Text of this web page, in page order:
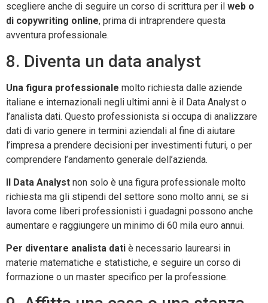
scegliere anche di seguire un corso di scrittura per il web o
di copywriting online, prima di intraprendere questa
avventura professionale.
8. Diventa un data analyst
Una figura professionale molto richiesta dalle aziende
italiane e internazionali negli ultimi anni è il Data Analyst o
l’analista dati. Questo professionista si occupa di analizzare
dati di vario genere in termini aziendali al fine di aiutare
l’impresa a prendere decisioni per investimenti futuri, o per
comprendere l’andamento generale dell’azienda.
Il Data Analyst non solo è una figura professionale molto
richiesta ma gli stipendi del settore sono molto anni, se si
lavora come liberi professionisti i guadagni possono anche
aumentare e raggiungere un minimo di 60 mila euro annui.
Per diventare analista dati è necessario laurearsi in
materie matematiche e statistiche, e seguire un corso di
formazione o un master specifico per la professione.